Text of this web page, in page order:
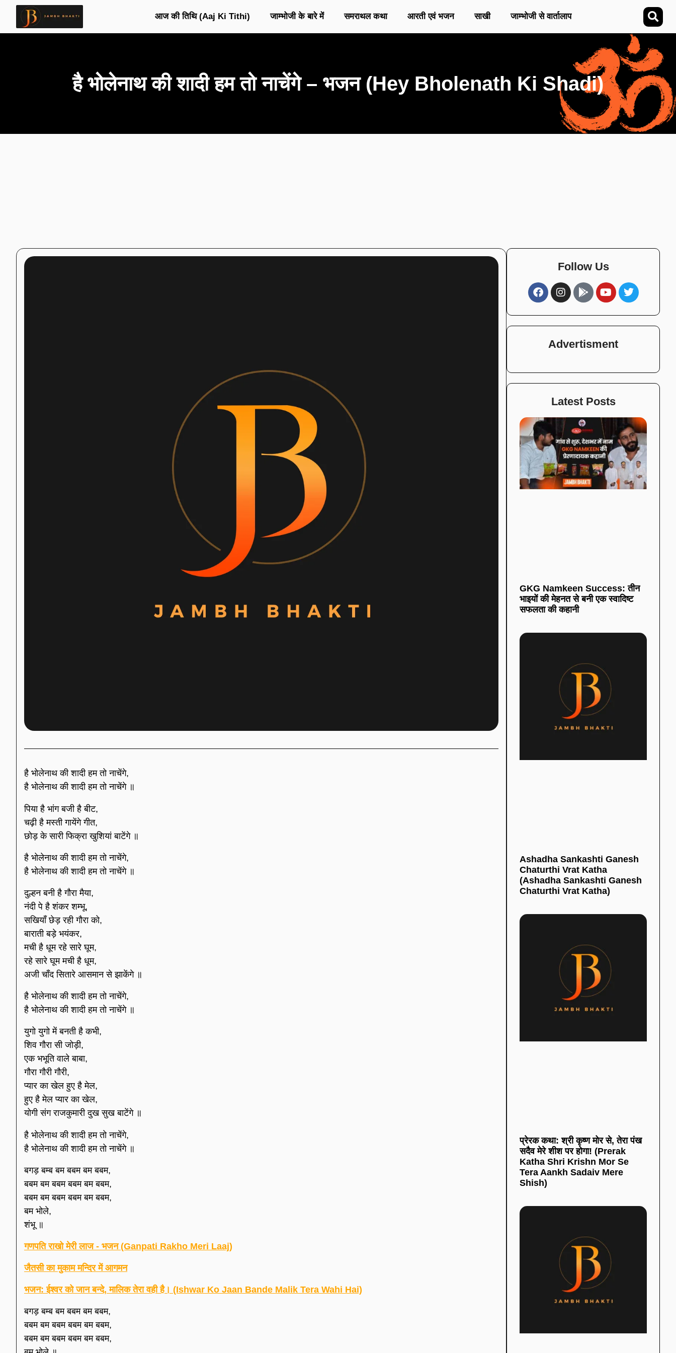
आज की तिथि (Aaj Ki Tithi) जाम्भोजी के बारे में समराथल कथा आरती एवं भजन साखी जाम्भोजी से वार्तालाप
है भोलेनाथ की शादी हम तो नाचेंगे – भजन (Hey Bholenath Ki Shadi)
है भोलेनाथ की शादी हम तो नाचेंगे,
है भोलेनाथ की शादी हम तो नाचेंगे ॥
पिया है भांग बजी है बीट,
चढ़ी है मस्ती गायेंगे गीत,
छोड़ के सारी फिक्रा खुशियां बाटेंगे ॥
है भोलेनाथ की शादी हम तो नाचेंगे,
है भोलेनाथ की शादी हम तो नाचेंगे ॥
दुल्हन बनी है गौरा मैया,
नंदी पे है शंकर शम्भू,
सखियाँ छेड़ रही गौरा को,
बाराती बड़े भयंकर,
मची है धूम रहे सारे घूम,
रहे सारे घूम मची है धूम,
अजी चाँद सितारे आसमान से झाकेंगे ॥
है भोलेनाथ की शादी हम तो नाचेंगे,
है भोलेनाथ की शादी हम तो नाचेंगे ॥
युगो युगो में बनती है कभी,
शिव गौरा सी जोड़ी,
एक भभूति वाले बाबा,
गौरा गौरी गौरी,
प्यार का खेल हुए है मेल,
हुए है मेल प्यार का खेल,
योगी संग राजकुमारी दुख सुख बाटेंगे ॥
है भोलेनाथ की शादी हम तो नाचेंगे,
है भोलेनाथ की शादी हम तो नाचेंगे ॥
बगड़ बम्ब बम बबम बम बबम,
बबम बम बबम बबम बम बबम,
बबम बम बबम बबम बम बबम,
बम भोले,
शंभू ॥
गणपति राखो मेरी लाज - भजन (Ganpati Rakho Meri Laaj)
जैतसी का मुकाम मन्दिर में आगमन
भजन: ईश्वर को जान बन्दे, मालिक तेरा वही है। (Ishwar Ko Jaan Bande Malik Tera Wahi Hai)
बगड़ बम्ब बम बबम बम बबम,
बबम बम बबम बबम बम बबम,
बबम बम बबम बबम बम बबम,
Follow Us
Advertisment
Latest Posts
GKG Namkeen Success: तीन
भाइयों की मेहनत से बनी एक स्वादिष्ट
सफलता की कहानी
Ashadha Sankashti Ganesh
Chaturthi Vrat Katha
(Ashadha Sankashti Ganesh
Chaturthi Vrat Katha)
प्रेरक कथा: श्री कृष्ण मोर से, तेरा पंख
सदैव मेरे शीश पर होगा! (Prerak
Katha Shri Krishn Mor Se
Tera Aankh Sadaiv Mere
Shish)